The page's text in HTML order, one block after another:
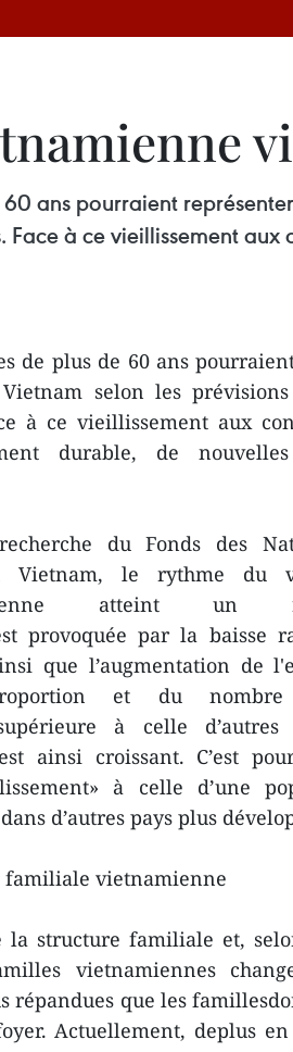
60 ans pourraient
à ce vieillissement
de plus de 60 ans
selon les
à ce vieillissement aux
durable, de
du Fonds des
Vietnam, le rythme du
atteint un
provoquée par la baisse
que l’augmentation de
et du nombre
à celle d’autres
ainsi croissant. C’est
à celle d’une
d’autres pays plus
familiale vietnamienne
structure familiale et,
vietnamiennes
répandues que les
Actuellement, deplus